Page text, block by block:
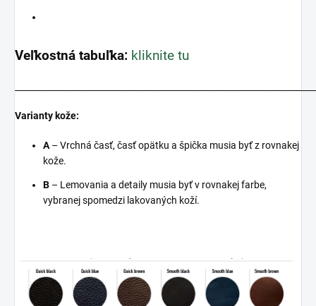
Veľkostná tabuľka: kliknite tu
Varianty kože:
A– Vrchná časť, časť opätku a špička musia byť z rovnakej
kože.
B – Lemovania a detaily musia byť v rovnakej farbe,
vybranej spomedzi lakovaných koží.